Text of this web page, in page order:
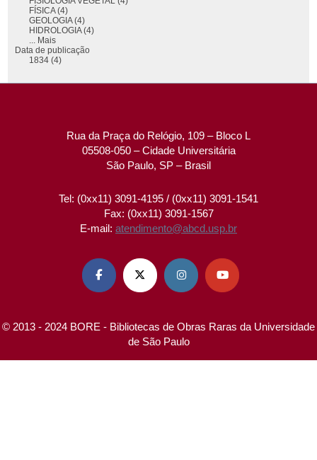
FÍSICA (4)
GEOLOGIA (4)
HIDROLOGIA (4)
... Mais
Data de publicação
1834 (4)
Rua da Praça do Relógio, 109 – Bloco L
05508-050 – Cidade Universitária
São Paulo, SP – Brasil
Tel: (0xx11) 3091-4195 / (0xx11) 3091-1541
Fax: (0xx11) 3091-1567
E-mail: atendimento@abcd.usp.br
   
© 2013 - 2024 BORE - Bibliotecas de Obras Raras da Universidade
de São Paulo